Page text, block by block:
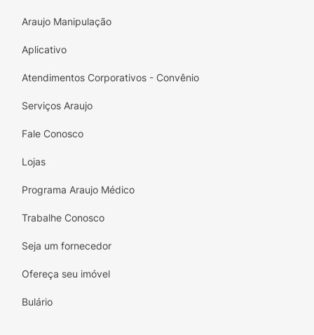
Araujo Manipulação
Aplicativo
Atendimentos Corporativos - Convênio
Serviços Araujo
Fale Conosco
Lojas
Programa Araujo Médico
Trabalhe Conosco
Seja um fornecedor
Ofereça seu imóvel
Bulário